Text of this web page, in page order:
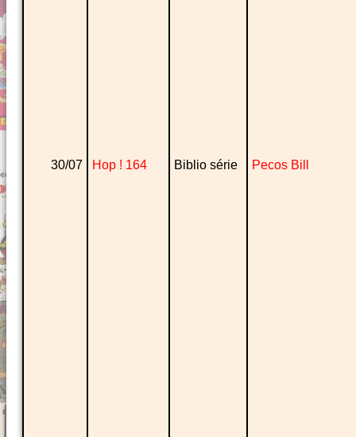
30/07 Hop ! 164 Biblio série Pecos Bill